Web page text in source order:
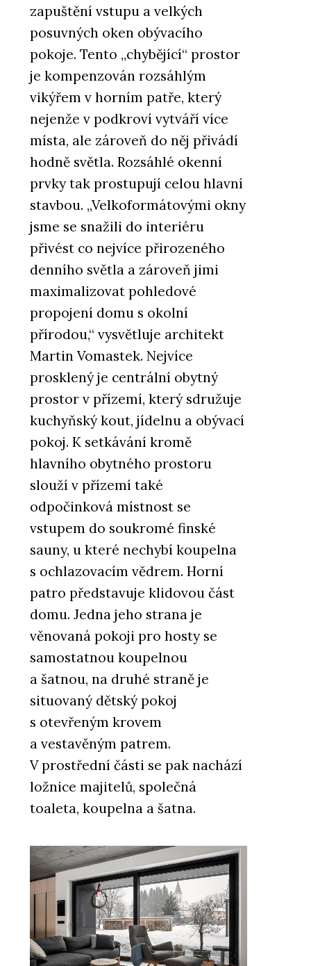
zapuštění vstupu a velkých
posuvných oken obývacího
pokoje. Tento „chybějící“ prostor
je kompenzován rozsáhlým
vikýřem v horním patře, který
nejenže v podkroví vytváří více
místa, ale zároveň do něj přivádí
hodně světla. Rozsáhlé okenní
prvky tak prostupují celou hlavní
stavbou. „Velkoformátovými okny
jsme se snažili do interiéru
přivést co nejvíce přirozeného
denního světla a zároveň jimi
maximalizovat pohledové
propojení domu s okolní
přírodou,“ vysvětluje architekt
Martin Vomastek. Nejvíce
prosklený je centrální obytný
prostor v přízemí, který sdružuje
kuchyňský kout, jídelnu a obývací
pokoj. K setkávání kromě
hlavního obytného prostoru
slouží v přízemí také
odpočinková místnost se
vstupem do soukromé finské
sauny, u které nechybí koupelna
s ochlazovacím vědrem. Horní
patro představuje klidovou část
domu. Jedna jeho strana je
věnovaná pokoji pro hosty se
samostatnou koupelnou
a šatnou, na druhé straně je
situovaný dětský pokoj
s otevřeným krovem
a vestavěným patrem.
V prostřední části se pak nachází
ložnice majitelů, společná
toaleta, koupelna a šatna.